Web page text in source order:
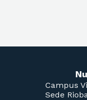
Campus
Sede